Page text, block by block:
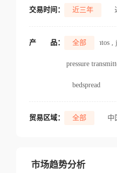
交易时间： 近三年
产 品： 全部
suplementos ,
pressure
bedspread
贸易区域： 全部 中
市场趋势分析